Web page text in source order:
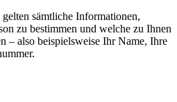
sämtliche Informationen,
zu bestimmen und welche zu Ihnen
– also beispielsweise Ihr Name, Ihre